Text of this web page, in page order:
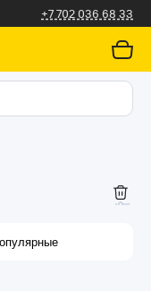
+7 702 036 68 33